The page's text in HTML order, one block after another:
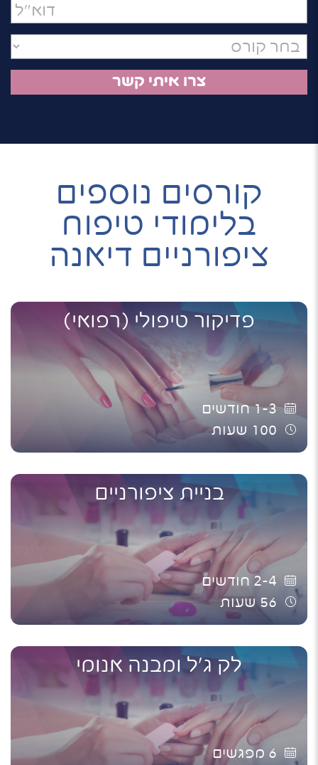
קורסים נוספים
בלימודי טיפוח
ציפורניים דיאנה
פדיקור טיפולי (רפואי)
1-3 חודשים
100 שעות
בניית ציפורניים
2-4 חודשים
56 שעות
לק ג'ל ומבנה אנומי
6 מפגשים